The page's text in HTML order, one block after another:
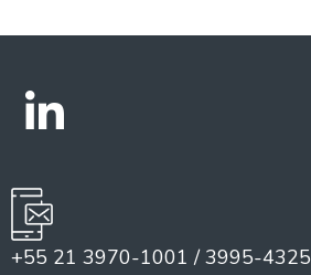
+55 21 3970-1001 / 3995-4325